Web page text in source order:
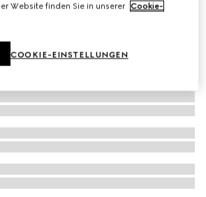
Website finden Sie in unserer Cookie-
COOKIE-EINSTELLUNGEN